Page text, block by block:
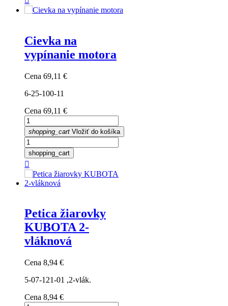
Cievka na
vypínanie motora
Cena 69,11 €
6-25-100-11
Cena 69,11 €
shopping_cart Vložiť do košíka
shopping_cart

Petica žiarovky
KUBOTA 2-
vláknová
Cena 8,94 €
5-07-121-01 ,2-vlák.
Cena 8,94 €